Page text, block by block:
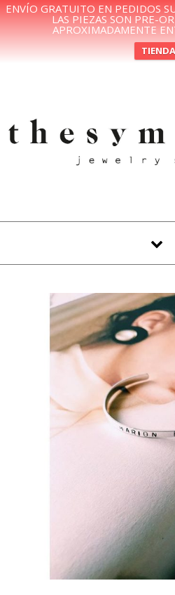
ENVÍO GRATUITO EN PEDIDOS
LAS PIEZAS SON PRE-
APROXIMADAMENTE
TIENDA